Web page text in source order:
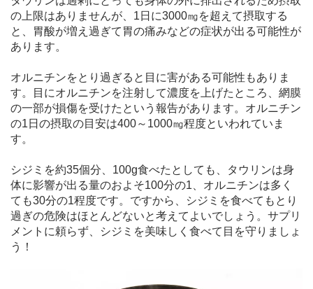
の上限はありませんが、1日に3000㎎を超えて摂取する
と、胃酸が増え過ぎて胃の痛みなどの症状が出る可能性が
あります。
オルニチンをとり過ぎると目に害がある可能性もありま
す。目にオルニチンを注射して濃度を上げたところ、網膜
の一部が損傷を受けたという報告があります。オルニチン
の1日の摂取の目安は400～1000㎎程度といわれていま
す。
シジミを約35個分、100g食べたとしても、タウリンは身
体に影響が出る量のおよそ100分の1、オルニチンは多く
ても30分の1程度です。ですから、シジミを食べてもとり
過ぎの危険はほとんどないと考えてよいでしょう。サプリ
メントに頼らず、シジミを美味しく食べて目を守りましょ
う！